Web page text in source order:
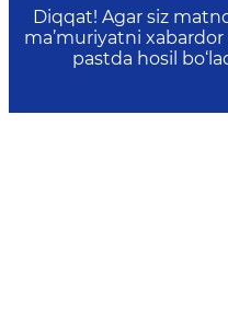
Diqqat! Agar siz
ma’muriyatni
pastda hosil